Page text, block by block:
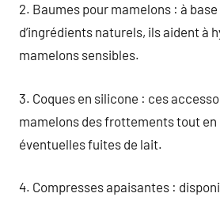
2. Baumes pour mamelons : à
d’ingrédients naturels, ils aident à
mamelons sensibles.
3. Coques en silicone : ces
mamelons des frottements tout
éventuelles fuites de lait.
4. Compresses apaisantes :